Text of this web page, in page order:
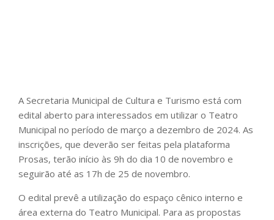
A Secretaria Municipal de Cultura e Turismo está com
edital aberto para interessados em utilizar o Teatro
Municipal no período de março a dezembro de 2024. As
inscrições, que deverão ser feitas pela plataforma
Prosas, terão início às 9h do dia 10 de novembro e
seguirão até as 17h de 25 de novembro.
O edital prevê a utilização do espaço cênico interno e
área externa do Teatro Municipal. Para as propostas